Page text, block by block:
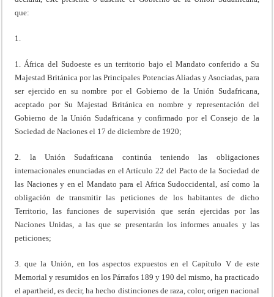
que:
1.
1. África del Sudoeste es un territorio bajo el Mandato conferido a Su
Majestad Británica por las Principales Potencias Aliadas y Asociadas, para
ser ejercido en su nombre por el Gobierno de la Unión Sudafricana,
aceptado por Su Majestad Británica en nombre y representación del
Gobierno de la Unión Sudafricana y confirmado por el Consejo de la
Sociedad de Naciones el 17 de diciembre de 1920;
2. la Unión Sudafricana continúa teniendo las obligaciones
internacionales enunciadas en el Artículo 22 del Pacto de la Sociedad de
las Naciones y en el Mandato para el Africa Sudoccidental, así como la
obligación de transmitir las peticiones de los habitantes de dicho
Territorio, las funciones de supervisión que serán ejercidas por las
Naciones Unidas, a las que se presentarán los informes anuales y las
peticiones;
3. que la Unión, en los aspectos expuestos en el Capítulo V de este
Memorial y resumidos en los Párrafos 189 y 190 del mismo, ha practicado
el apartheid, es decir, ha hecho distinciones de raza, color, origen nacional